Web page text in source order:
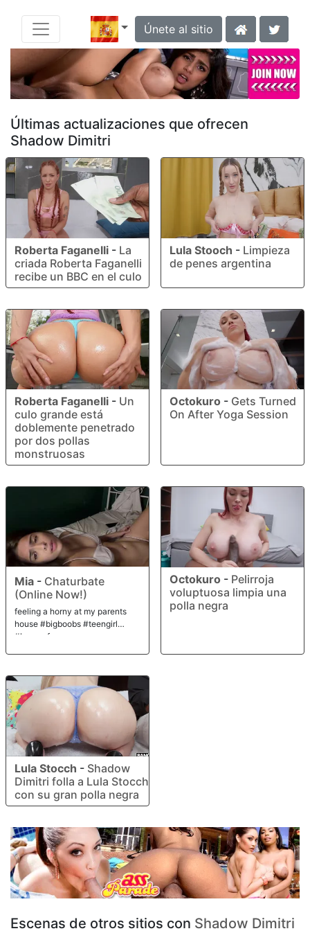
Únete al sitio
Últimas actualizaciones que ofrecen
Shadow Dimitri
Roberta Faganelli - La
criada Roberta Faganelli
recibe un BBC en el culo
Lula Stooch - Limpieza
de penes argentina
Roberta Faganelli - Un
culo grande está
doblemente penetrado
por dos pollas
monstruosas
Octokuro - Gets Turned
On After Yoga Session
Mia - Chaturbate
(Online Now!)
feeling a horny at my parents
house #bigboobs #teengirl
#hornyaf
Octokuro - Pelirroja
voluptuosa limpia una
polla negra
Lula Stocch - Shadow
Dimitri folla a Lula Stocch
con su gran polla negra
Escenas de otros sitios con Shadow Dimitri